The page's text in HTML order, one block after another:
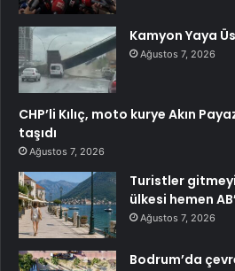
Kamyon Yaya
Ağustos 7, 2026
CHP’li Kılıç, moto kurye Akın
taşıdı
Ağustos 7, 2026
Turistler
ülkesi hemen
Ağustos 7, 2026
Bodrum’da